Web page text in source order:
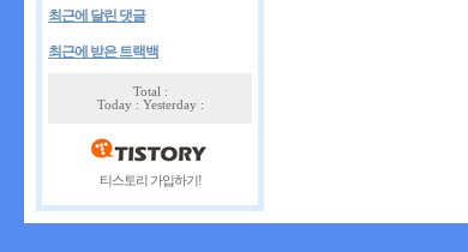
최근에 달린 댓글
최근에 받은 트랙백
Total :
Today : Yesterday :
티스토리 가입하기!